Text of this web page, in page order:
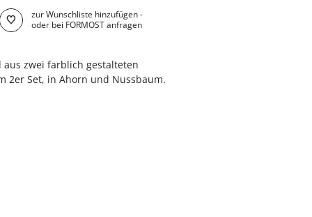
zur Wunschliste hinzufügen -
oder bei FORMOST anfragen
aus zwei farblich gestalteten
2er Set, in Ahorn und Nussbaum.